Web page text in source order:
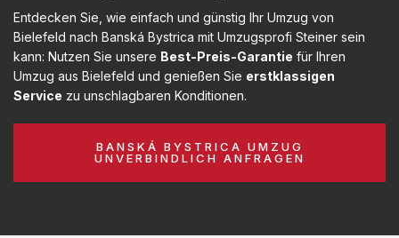
Entdecken Sie, wie einfach und günstig Ihr Umzug von
Bielefeld nach Banská Bystrica mit Umzugsprofi Steiner sein
kann: Nutzen Sie unsere Best-Preis-Garantie für Ihren
Umzug aus Bielefeld und genießen Sie erstklassigen
Service zu unschlagbaren Konditionen.
BANSKÁ BYSTRICA UMZUG
UNVERBINDLICH ANFRAGEN